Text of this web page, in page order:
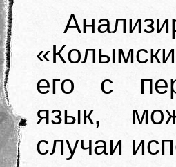
его с
язык,
случаи